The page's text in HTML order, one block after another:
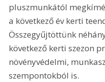
pluszmunkától
a következő év kerti
Összegyűjtöttünk
következő kerti szezon
növényvédelmi,
szempontokból is.